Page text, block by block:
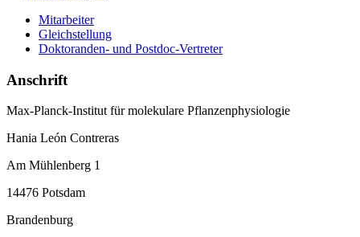
Mitarbeiter
Gleichstellung
Doktoranden- und Postdoc-Vertreter
Anschrift
Max-Planck-Institut für molekulare Pflanzenphysiologie
Hania León Contreras
Am Mühlenberg 1
14476 Potsdam
Brandenburg